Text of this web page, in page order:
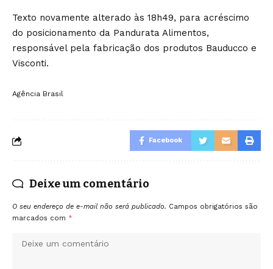
Texto novamente alterado às 18h49, para acréscimo
do posicionamento da Pandurata Alimentos,
responsável pela fabricação dos produtos Bauducco e
Visconti.
Agência Brasil
Facebook
Deixe um comentário
O seu endereço de e-mail não será publicado. Campos obrigatórios são
marcados com *